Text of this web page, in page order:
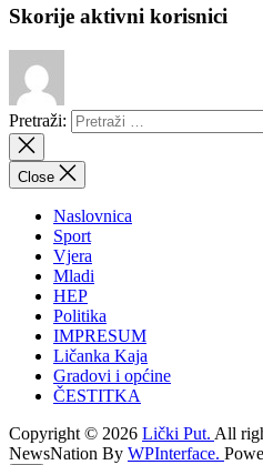
Skorije aktivni korisnici
Pretraži:
Close
Naslovnica
Sport
Vjera
Mladi
HEP
Politika
IMPRESUM
Ličanka Kaja
Gradovi i općine
ČESTITKA
Copyright © 2026 Lički Put. All
NewsNation By WPInterface.